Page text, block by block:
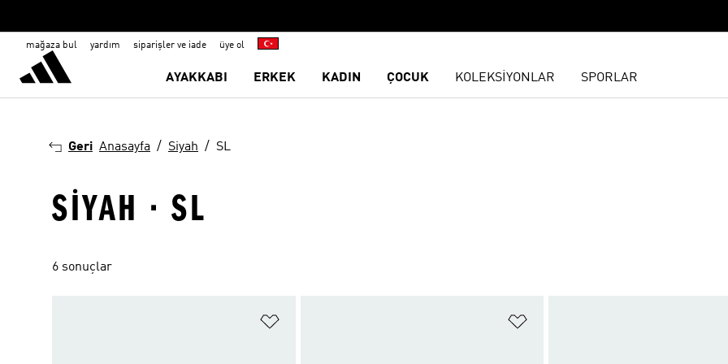
mağaza bul yardım siparişler ve iade üye ol
AYAKKABI ERKEK KADIN ÇOCUK KOLEKSİYONLAR SPORLAR
Geri Anasayfa Siyah SL
SIYAH · SL
6 sonuçlar